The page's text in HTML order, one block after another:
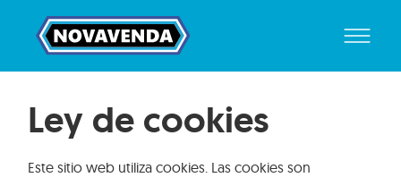
Ley de cookies
Este sitio web utiliza cookies. Las cookies son